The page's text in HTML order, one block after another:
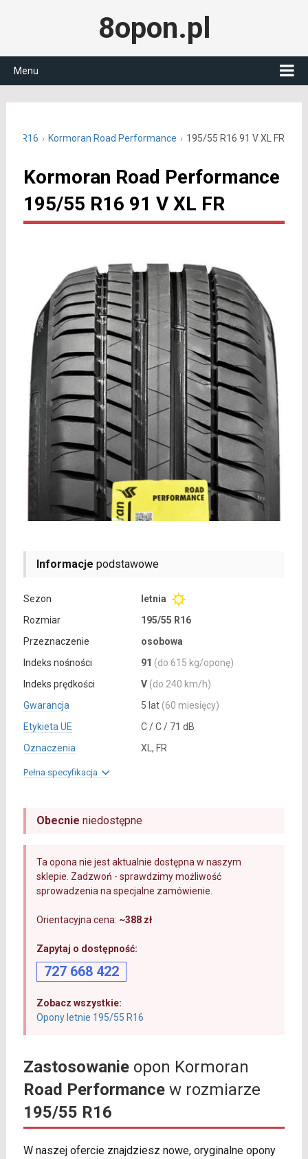
8opon.pl
Menu
55 R16 Kormoran Road Performance 195/55 R16 91 V XL FR
Kormoran Road Performance
195/55 R16 91 V XL FR
Informacje podstawowe
Sezon
letnia
Rozmiar
195/55 R16
Przeznaczenie
osobowa
Indeks nośności
91 (do 615 kg/oponę)
Indeks prędkości
V (do 240 km/h)
Gwarancja
5 lat (60 miesięcy)
Etykieta UE
C / C / 71 dB
Oznaczenia
XL, FR
Pełna specyfikacja
Obecnie niedostępne
Ta opona nie jest aktualnie dostępna w naszym
sklepie. Zadzwoń - sprawdzimy możliwość
sprowadzenia na specjalne zamówienie.
Orientacyjna cena: ~388 zł
Zapytaj o dostępność:
727 668 422
Zobacz wszystkie:
Opony letnie 195/55 R16
Zastosowanieopon Kormoran
Road Performancew rozmiarze
195/55 R16
W naszej ofercie znajdziesz nowe, oryginalne opony